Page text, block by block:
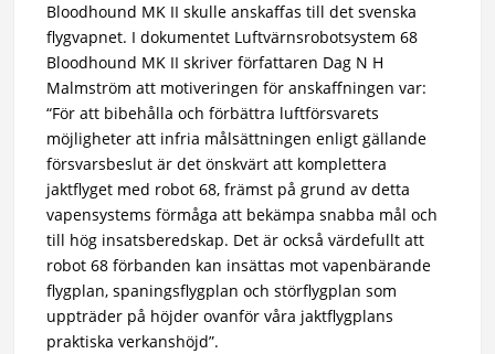
Bloodhound MK II skulle anskaffas till det svenska
flygvapnet. I dokumentet Luftvärnsrobotsystem 68
Bloodhound MK II skriver författaren Dag N H
Malmström att motiveringen för anskaffningen var:
“För att bibehålla och förbättra luftförsvarets
möjligheter att infria målsättningen enligt gällande
försvarsbeslut är det önskvärt att komplettera
jaktflyget med robot 68, främst på grund av detta
vapensystems förmåga att bekämpa snabba mål och
till hög insatsberedskap. Det är också värdefullt att
robot 68 förbanden kan insättas mot vapenbärande
flygplan, spaningsflygplan och störflygplan som
uppträder på höjder ovanför våra jaktflygplans
praktiska verkanshöjd”.